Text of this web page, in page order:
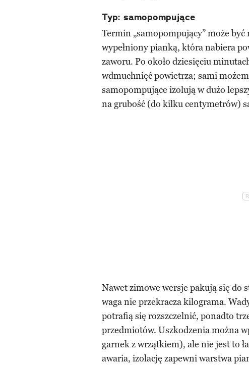
Typ: samopompujące
Termin „samopompujący” może
wypełniony pianką, która nabiera
zaworu. Po około dziesięciu
wdmuchnięć powietrza; sami
samopompujące izolują w dużo
na grubość (do kilku centymetrów)
Nawet zimowe wersje pakują się do
waga nie przekracza kilograma.
potrafią się rozszczelnić, ponadto
przedmiotów. Uszkodzenia można
garnek z wrzątkiem), ale nie jest to
awaria, izolację zapewni warstwa